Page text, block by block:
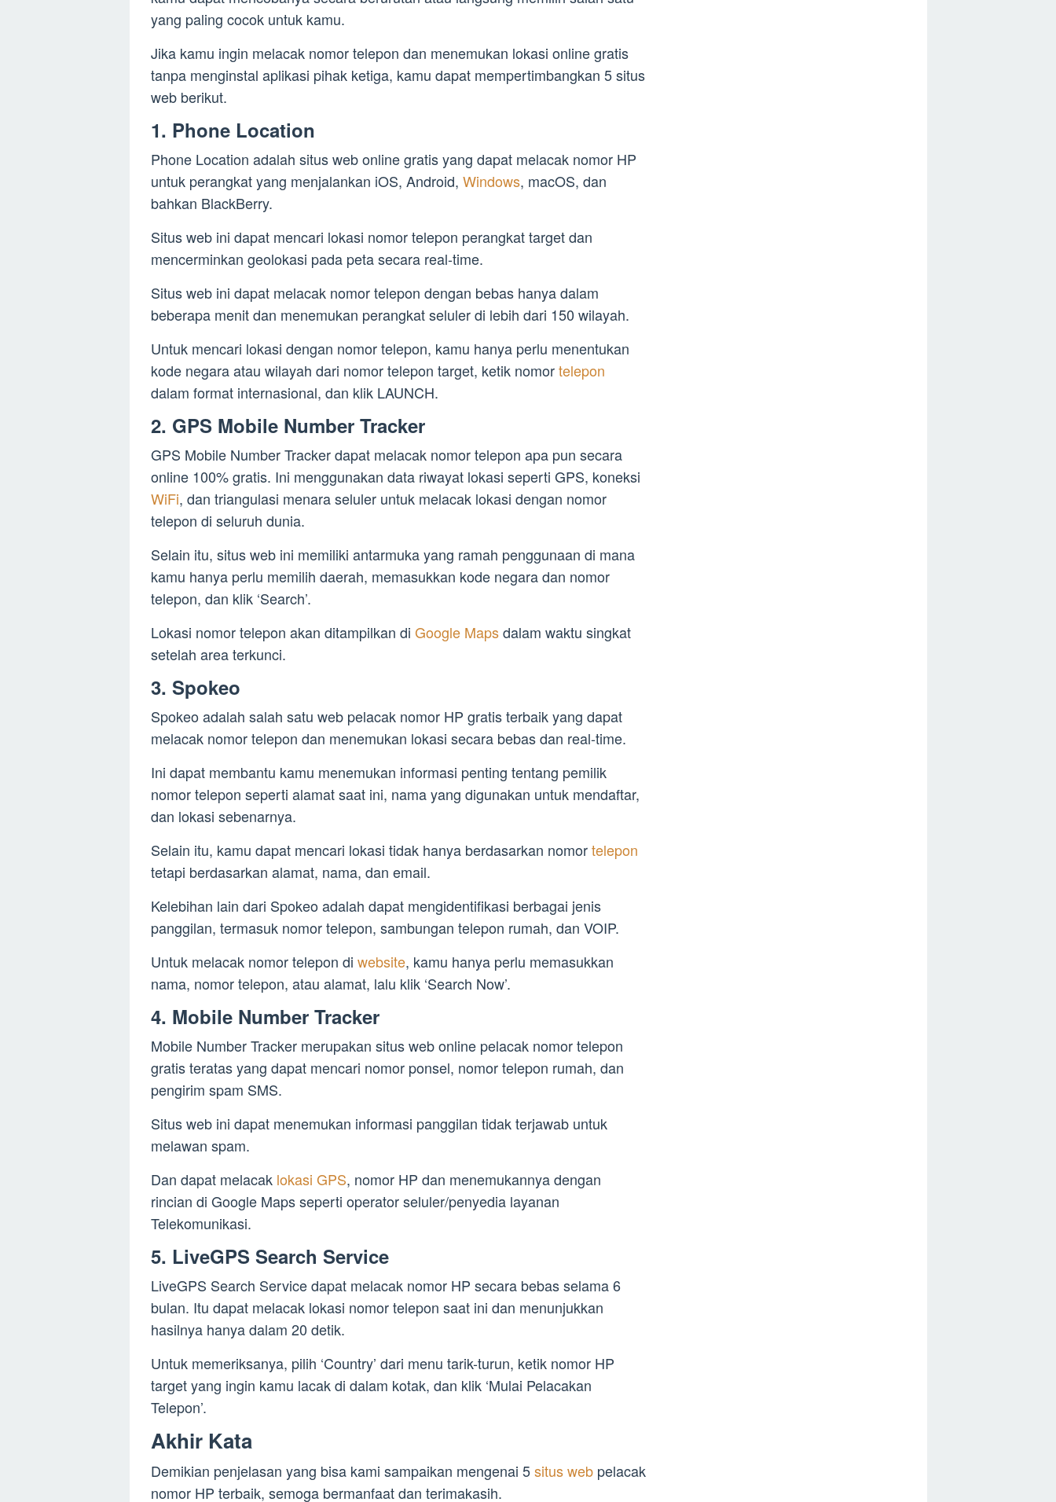
yang paling cocok untuk kamu.
Jika kamu ingin melacak nomor telepon dan menemukan lokasi online gratis
tanpa menginstal aplikasi pihak ketiga, kamu dapat mempertimbangkan 5 situs
web berikut.
1. Phone Location
Phone Location adalah situs web online gratis yang dapat melacak nomor HP
untuk perangkat yang menjalankan iOS, Android, Windows, macOS, dan
bahkan BlackBerry.
Situs web ini dapat mencari lokasi nomor telepon perangkat target dan
mencerminkan geolokasi pada peta secara real-time.
Situs web ini dapat melacak nomor telepon dengan bebas hanya dalam
beberapa menit dan menemukan perangkat seluler di lebih dari 150 wilayah.
Untuk mencari lokasi dengan nomor telepon, kamu hanya perlu menentukan
kode negara atau wilayah dari nomor telepon target, ketik nomortelepon
dalam format internasional, dan klik LAUNCH.
2. GPS Mobile Number Tracker
GPS Mobile Number Tracker dapat melacak nomor telepon apa pun secara
online 100% gratis. Ini menggunakan data riwayat lokasi seperti GPS, koneksi
WiFi, dan triangulasi menara seluler untuk melacak lokasi dengan nomor
telepon di seluruh dunia.
Selain itu, situs web ini memiliki antarmuka yang ramah penggunaan di mana
kamu hanya perlu memilih daerah, memasukkan kode negara dan nomor
telepon, dan klik ‘Search’.
Lokasi nomor telepon akan ditampilkan di Google Mapsdalam waktu singkat
setelah area terkunci.
3. Spokeo
Spokeo adalah salah satu web pelacak nomor HP gratis terbaik yang dapat
melacak nomor telepon dan menemukan lokasi secara bebas dan real-time.
Ini dapat membantu kamu menemukan informasi penting tentang pemilik
nomor telepon seperti alamat saat ini, nama yang digunakan untuk mendaftar,
dan lokasi sebenarnya.
Selain itu, kamu dapat mencari lokasi tidak hanya berdasarkan nomortelepon
tetapi berdasarkan alamat, nama, dan email.
Kelebihan lain dari Spokeo adalah dapat mengidentifikasi berbagai jenis
panggilan, termasuk nomor telepon, sambungan telepon rumah, dan VOIP.
Untuk melacak nomor telepon di website, kamu hanya perlu memasukkan
nama, nomor telepon, atau alamat, lalu klik ‘Search Now’.
4. Mobile Number Tracker
Mobile Number Tracker merupakan situs web online pelacak nomor telepon
gratis teratas yang dapat mencari nomor ponsel, nomor telepon rumah, dan
pengirim spam SMS.
Situs web ini dapat menemukan informasi panggilan tidak terjawab untuk
melawan spam.
Dan dapat melacak lokasi GPS, nomor HP dan menemukannya dengan
rincian di Google Maps seperti operator seluler/penyedia layanan
Telekomunikasi.
5. LiveGPS Search Service
LiveGPS Search Service dapat melacak nomor HP secara bebas selama 6
bulan. Itu dapat melacak lokasi nomor telepon saat ini dan menunjukkan
hasilnya hanya dalam 20 detik.
Untuk memeriksanya, pilih ‘Country’ dari menu tarik-turun, ketik nomor HP
target yang ingin kamu lacak di dalam kotak, dan klik ‘Mulai Pelacakan
Telepon’.
Akhir Kata
Demikian penjelasan yang bisa kami sampaikan mengenai 5situs web pelacak
nomor HP terbaik, semoga bermanfaat dan terimakasih.